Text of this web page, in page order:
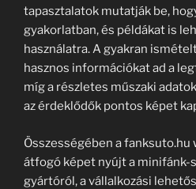
tapasztalatok mutatják be,
gyakorlatban, és példákat is
használatra. A gyakran
hasznos információkat ad a
míg a részletes műszaki
az érdeklődők pontos képet
Összességében a
átfogó képet nyújt a minifánk-
gyártóról, a vállalkozási